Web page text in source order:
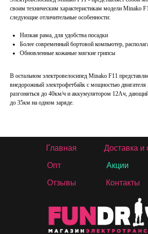
своим техническим характеристикам модели Minako
следующие отличительные особенности:
Низкая рама, для удобства посадки
Более современный бортовой компьютер,
Обновленные кожаные мягкие грипсы
В остальном электровелосипед Minako F11
внедорожный электрофетбайк с мощностью
разгоняться до 40км/ч и аккумулятором 12Ач,
до 35км на одном заряде.
Главная Доставка и
Опт
Отзывы
Акции
Контакты